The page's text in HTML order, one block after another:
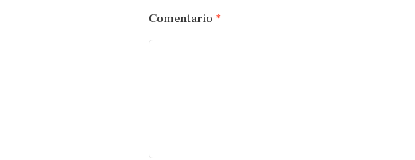
Comentario *